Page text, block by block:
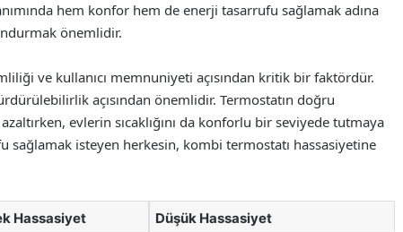
hem konfor hem de enerji tasarrufu sağlamak adına
önemlidir.
ve kullanıcı memnuniyeti açısından kritik bir faktördür.
açısından önemlidir. Termostatın doğru
evlerin sıcaklığını da konforlu bir seviyede tutmaya
sağlamak isteyen herkesin, kombi termostatı hassasiyetine
Hassasiyet Düşük Hassasiyet